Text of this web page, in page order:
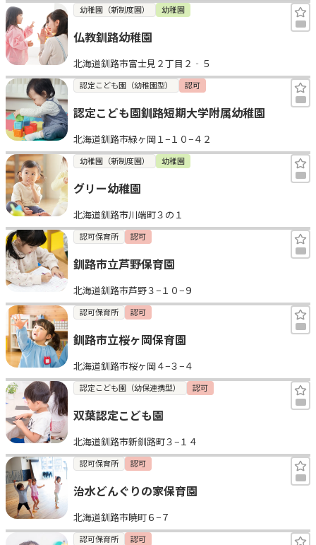
幼稚園（新制度園） 幼稚園
仏教釧路幼稚園
北海道釧路市富士見２丁目２‐５
認定こども園（幼稚園型） 認可
認定こども園釧路短期大学附属幼稚園
北海道釧路市緑ヶ岡１−１０−４２
幼稚園（新制度園） 幼稚園
グリー幼稚園
北海道釧路市川端町３の１
認可保育所 認可
釧路市立芦野保育園
北海道釧路市芦野３−１０−９
認可保育所 認可
釧路市立桜ヶ岡保育園
北海道釧路市桜ヶ岡４−３−４
認定こども園（幼保連携型） 認可
双葉認定こども園
北海道釧路市新釧路町３−１４
認可保育所 認可
治水どんぐりの家保育園
北海道釧路市暁町６−７
認可保育所 認可